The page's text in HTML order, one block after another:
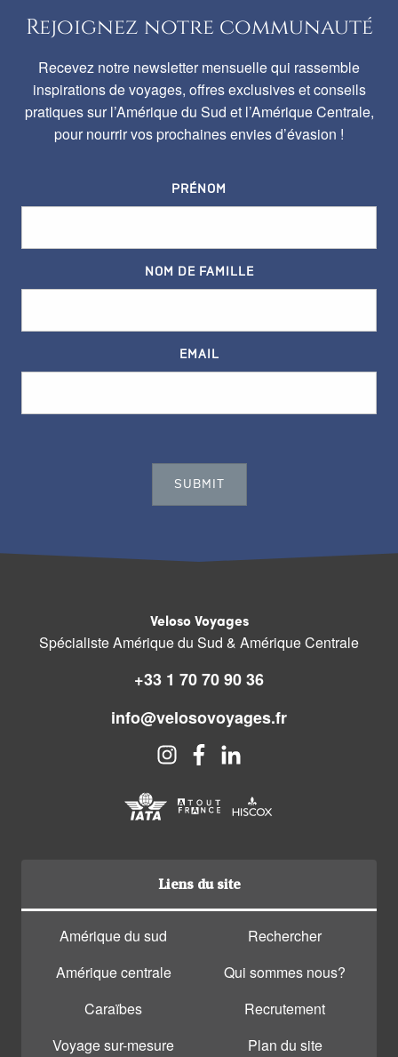
Rejoignez notre communauté
Recevez notre newsletter mensuelle qui rassemble
inspirations de voyages, offres exclusives et conseils
pratiques sur l’Amérique du Sud et l’Amérique Centrale,
pour nourrir vos prochaines envies d’évasion !
PRÉNOM
NOM DE FAMILLE
EMAIL
Veloso Voyages
Spécialiste Amérique du Sud & Amérique Centrale
+33 1 70 70 90 36
info@velosovoyages.fr
Liens du site
Amérique du sud
Amérique centrale
Caraïbes
Voyage sur-mesure
Rechercher
Qui sommes nous?
Recrutement
Plan du site